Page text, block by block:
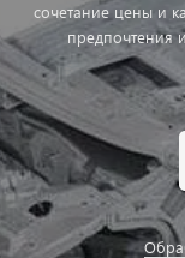
сочетание цены и
предпочтения